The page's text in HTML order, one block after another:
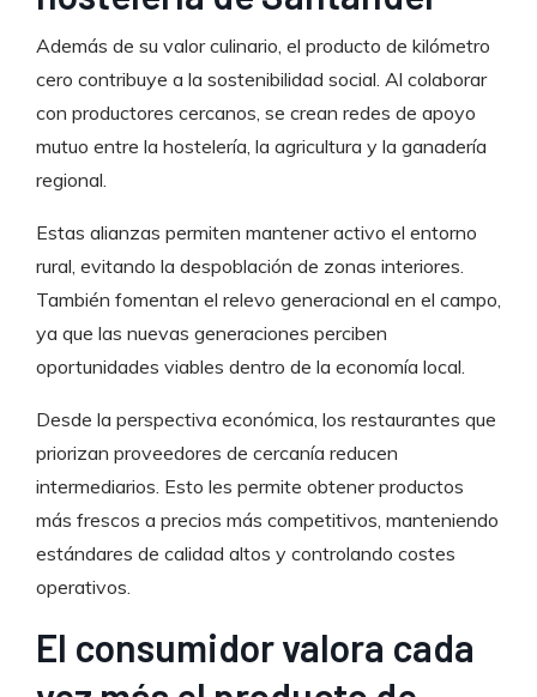
Además de su valor culinario, el producto de kilómetro
cero contribuye a la sostenibilidad social. Al colaborar
con productores cercanos, se crean redes de apoyo
mutuo entre la hostelería, la agricultura y la ganadería
regional.
Estas alianzas permiten mantener activo el entorno
rural, evitando la despoblación de zonas interiores.
También fomentan el relevo generacional en el campo,
ya que las nuevas generaciones perciben
oportunidades viables dentro de la economía local.
Desde la perspectiva económica, los restaurantes que
priorizan proveedores de cercanía reducen
intermediarios. Esto les permite obtener productos
más frescos a precios más competitivos, manteniendo
estándares de calidad altos y controlando costes
operativos.
El consumidor valora cada